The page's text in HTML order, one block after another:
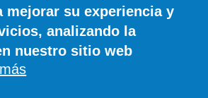
SL | Tel. 828 081 655 | Móvil y WhatsApp 606 845
|info@diariodelanzarote.com
mejorar su experiencia y
analizando la
nuestro sitio web